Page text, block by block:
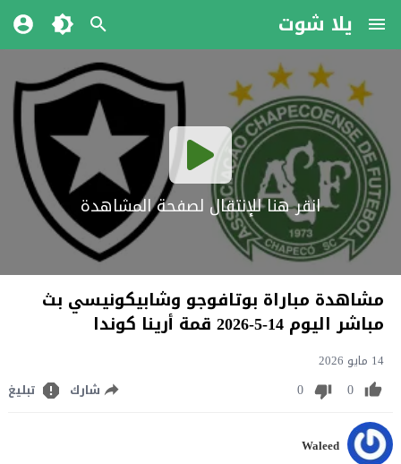
يلا شوت
انقر هنا للإنتقال لصفحة المشاهدة
مشاهدة مباراة بوتافوجو وشابيكونيسي بث
مباشر اليوم 14-5-2026 قمة أرينا كوندا
14 مايو 2026
0
0 شارك تبليغ
Waleed